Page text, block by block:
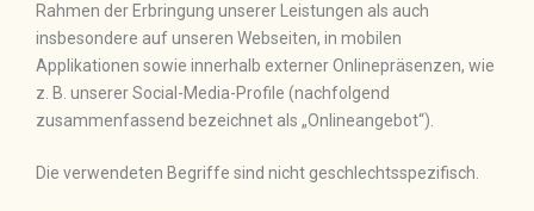
Rahmen der Erbringung unserer Leistungen als auch
insbesondere auf unseren Webseiten, in mobilen
Applikationen sowie innerhalb externer Onlinepräsenzen, wie
z. B. unserer Social-Media-Profile (nachfolgend
zusammenfassend bezeichnet als „Onlineangebot“).
Die verwendeten Begriffe sind nicht geschlechtsspezifisch.